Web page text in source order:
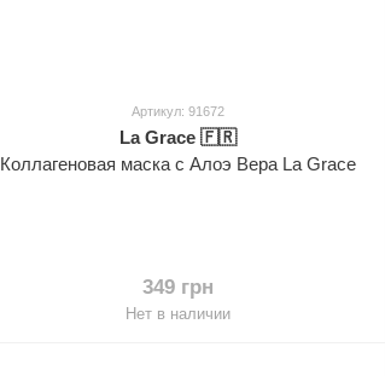
Артикул: 91672
La Grace 🇫🇷
Коллагеновая маска с Алоэ Вера La Grace
349 грн
Нет в наличии